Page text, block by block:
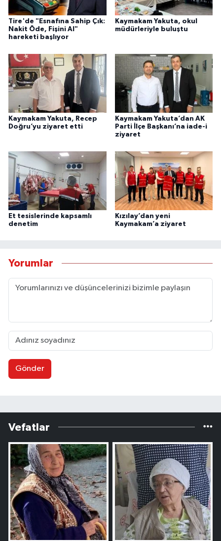
Tire'de "Esnafına Sahip Çık:
Nakit Öde, Fişini Al"
hareketi başlıyor
Kaymakam Yakuta, okul
müdürleriyle buluştu
Kaymakam Yakuta, Recep
Doğru’yu ziyaret etti
Kaymakam Yakuta’dan AK
Parti İlçe Başkanı’na iade-i
ziyaret
Et tesislerinde kapsamlı
denetim
Kızılay’dan yeni
Kaymakam’a ziyaret
Yorumlar
Gönder
Vefatlar